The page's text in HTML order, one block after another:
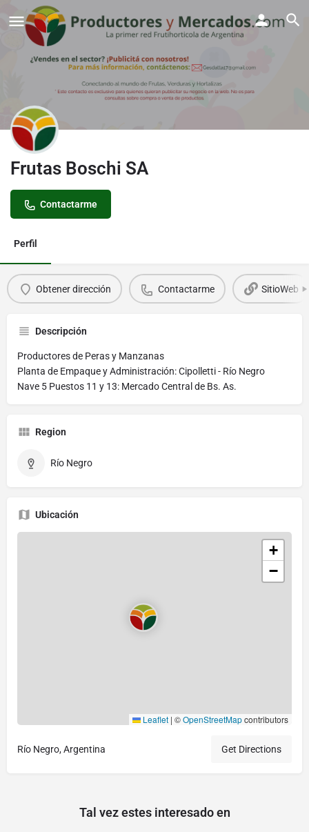
Frutas Boschi SA
Contactarme
Perfil
Obtener dirección Contactarme SitioWeb
Descripción
Productores de Peras y Manzanas
Planta de Empaque y Administración: Cipolletti - Río Negro
Nave 5 Puestos 11 y 13: Mercado Central de Bs. As.
Region
Río Negro
Ubicación
+
−
Leaflet | ©OpenStreetMapcontributors
Río Negro, Argentina Get Directions
Tal vez estes interesado en